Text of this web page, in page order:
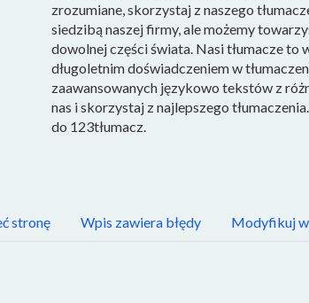
zrozumiane, skorzystaj z naszego
siedzibą naszej firmy, ale możemy
dowolnej części świata. Nasi tłumacze to
długoletnim doświadczeniem w
zaawansowanych językowo tekstów z
nas i skorzystaj z najlepszego
do 123tłumacz.
stronę Wpis zawiera błędy Modyfikuj